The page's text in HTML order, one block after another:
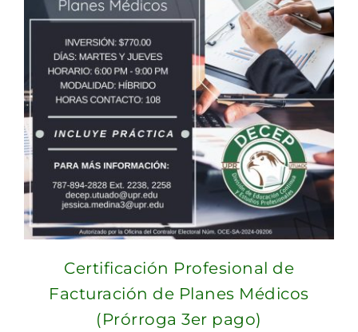
Certificación Profesional de
Facturación de Planes Médicos
(Prórroga 3er pago)